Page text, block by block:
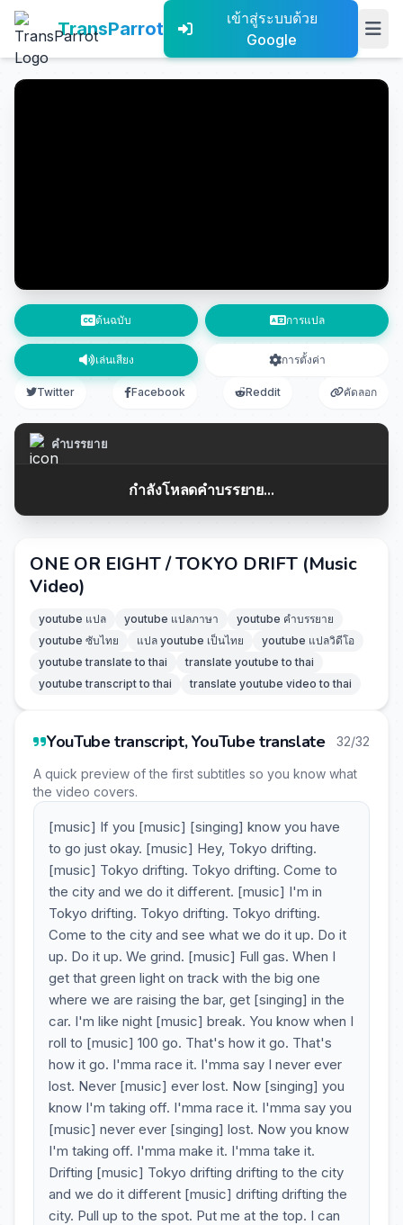
TransParrot
เข้าสู่ระบบด้วย
Google
ต้นฉบับ การแปล
เล่นเสียง การตั้งค่า
Twitter Facebook Reddit คัดลอก
คำบรรยาย
กำลังโหลดคำบรรยาย...
ONE OR EIGHT / TOKYO DRIFT (Music
Video)
youtube แปล youtube แปลภาษา
youtube คำบรรยาย
youtube ซับไทย
แปล youtube เป็นไทย
youtube แปลวิดีโอ
youtube translate to thai
translate youtube to thai
youtube transcript to thai
translate youtube video to thai
YouTube transcript, YouTube translate 32/32
A quick preview of the first subtitles so you know what
the video covers.
[music] If you [music] [singing] know you have
to go just okay. [music] Hey, Tokyo drifting.
[music] Tokyo drifting. Tokyo drifting. Come to
the city and we do it different. [music] I'm in
Tokyo drifting. Tokyo drifting. Tokyo drifting.
Come to the city and see what we do it up. Do it
up. Do it up. We grind. [music] Full gas. When I
get that green light on track with the big one
where we are raising the bar, get [singing] in the
car. I'm like night [music] break. You know when I
roll to [music] 100 go. That's how it go. That's
how it go. I'mma race it. I'mma say I never ever
lost. Never [music] ever lost. Now [singing] you
know I'm taking off. I'mma race it. I'mma say you
[music] never ever [singing] lost. Now you know
I'm taking off. I'mma make it. I'mma take it.
Drifting [music] Tokyo drifting drifting to the city
and we do it different [music] drifting drifting the
city. Pull up to the spot. Put me at the top. I can